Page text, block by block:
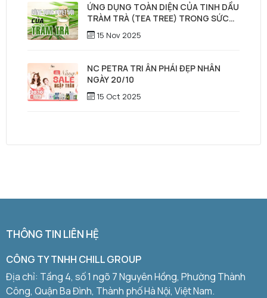
ỨNG DỤNG TOÀN DIỆN CỦA TINH DẦU
TRÀM TRÀ (TEA TREE) TRONG SỨC
KHỎE, LÀM ĐẸP & CHĂM SÓC TÓC –
DA ĐẦU
15 Nov 2025
NC PETRA TRI ÂN PHÁI ĐẸP NHÂN
NGÀY 20/10
15 Oct 2025
THÔNG TIN LIÊN HỆ
CÔNG TY TNHH CHILL GROUP
Địa chỉ: Tầng 4, số 1 ngõ 7 Nguyên Hồng, Phường Thành
Công, Quận Ba Đình, Thành phố Hà Nội, Việt Nam.